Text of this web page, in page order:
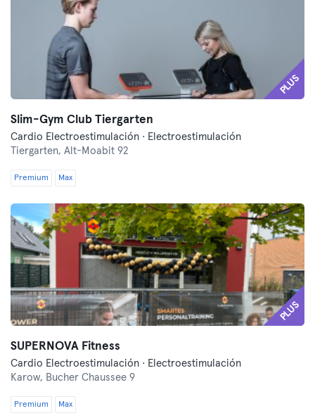
PLUS
Slim-Gym Club Tiergarten
Cardio Electroestimulación · Electroestimulación
Tiergarten, Alt-Moabit 92
Premium Max
PLUS
SUPERNOVA Fitness
Cardio Electroestimulación · Electroestimulación
Karow, Bucher Chaussee 9
Premium Max